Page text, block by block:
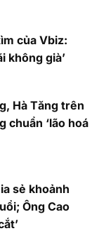
của Vbiz:
không già’
Hà Tăng trên
chuẩn ‘lão hoá
sẻ khoảnh
Ông Cao